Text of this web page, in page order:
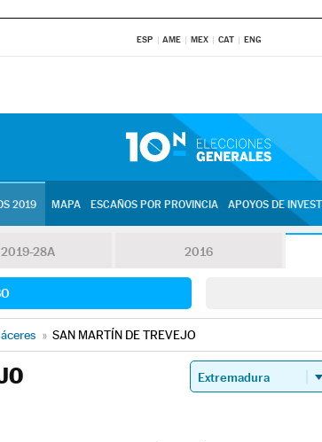
ESP AME MEX CAT ENG
2019 MAPA ESCAÑOS POR PROVINCIA APOYOS DE
2019-28A 2016
» SAN MARTÍN DE TREVEJO